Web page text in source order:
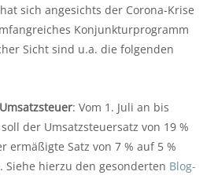
sich angesichts der Corona-Krise
Konjunkturprogramm
Sicht sind u.a. die folgenden
: Vom 1. Juli an bis
soll der Umsatzsteuersatz von 19 %
ermäßigte Satz von 7 % auf 5 %
Siehe hierzu den gesonderten Blog-